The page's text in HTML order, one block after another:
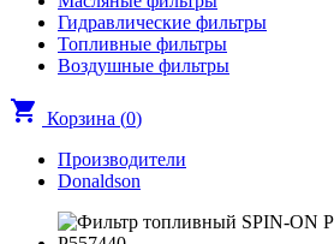
Гидравлические фильтры
Топливные фильтры
Воздушные фильтры
shopping_cart Корзина (0)
Производители
Donaldson